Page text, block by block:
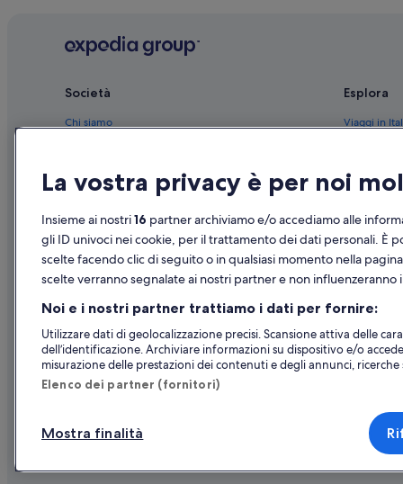
Abbazia di San Vincenzo al Volturno: hotel nelle vicinanze
Forlì del Sannio: hotel
Pizzone: hotel
Forlì del Sannio: Appartamenti
Forlì del Sannio: B&B
Forlì del Sannio: Aparthotel
Pizzone: Inn
Pizzone: Case private in affitto
Pizzone: B&B
Rionero Sannitico: Guest house
Rionero Sannitico: Case private in affitto
Montenero Val Cocchiara: Case private in affitto
Società
Chi siamo
Aggiungi la tua struttura
Novità e comunicati stampa
Pubblicità
Esplora
Viaggi in
Case
Voli
Noleggio
© 2026 Expedia, Inc., una
La vostra privacy è per noi
Insieme ai nostri16 partner archiviamo e/o accediamo alle
gli ID univoci nei cookie, per il trattamento dei dati personali. È
scelte facendo clic di seguito o in qualsiasi momento nella
scelte verranno segnalate ai nostri partner e non influenzeranno
Noi e i nostri partner trattiamo i dati per fornire:
Utilizzare dati di geolocalizzazione precisi. Scansione attiva delle
dell’identificazione. Archiviare informazioni su dispositivo e/o
misurazione delle prestazioni dei contenuti e degli annunci,
Elenco dei partner (fornitori)
Mostra finalità